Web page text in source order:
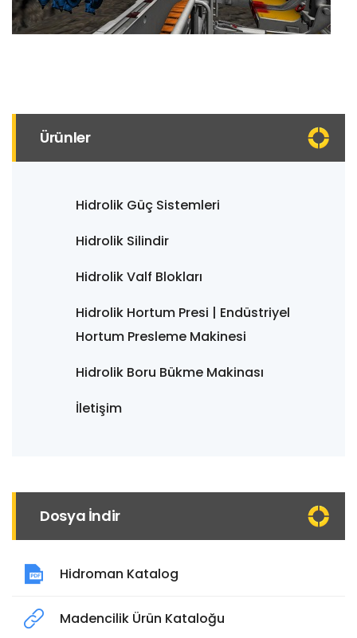
Ürünler
Hidrolik Güç Sistemleri
Hidrolik Silindir
Hidrolik Valf Blokları
Hidrolik Hortum Presi | Endüstriyel
Hortum Presleme Makinesi
Hidrolik Boru Bükme Makinası
İletişim
Dosya İndir
Hidroman Katalog
Madencilik Ürün Kataloğu